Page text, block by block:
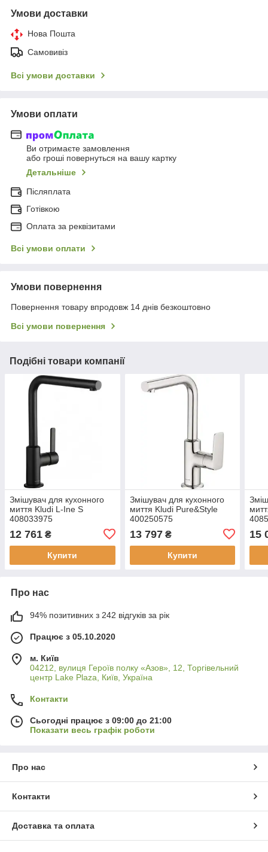
Умови доставки
Нова Пошта
Самовивіз
Всі умови доставки
Умови оплати
Ви отримаєте замовлення
або гроші повернуться на вашу картку
Детальніше
Післяплата
Готівкою
Оплата за реквізитами
Всі умови оплати
Умови повернення
Повернення товару впродовж 14 днів безкоштовно
Всі умови повернення
Подібні товари компанії
Змішувач для кухонного
миття Kludi L-Ine S
408033975
12 761 ₴
Купити
Змішувач для кухонного
миття Kludi Pure&Style
400250575
13 797₴
Купити
15
Про нас
94% позитивних з 242 відгуків за рік
Працює з 05.10.2020
м. Київ
04212, вулиця Героїв полку «Азов», 12, Торгівельний
центр Lake Plaza, Київ, Україна
Контакти
Сьогодні працює з 09:00 до 21:00
Показати весь графік роботи
Про нас
Контакти
Доставка та оплата